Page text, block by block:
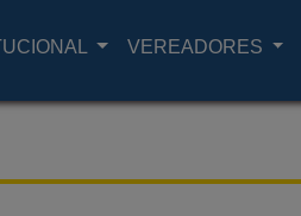
VEREADORES